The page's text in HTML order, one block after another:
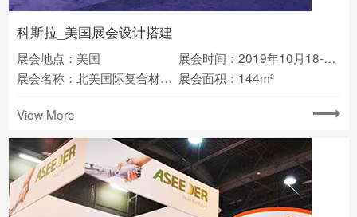
科斯拉_美国展会设计搭建
展会地点：美国
展会时间：2019年10月18-21日
展会名称：北美国际复合材料及先进材料展览会CAMX 展会面积：144m²
View More